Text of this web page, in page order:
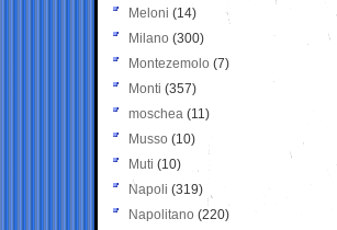
Meloni (14)
Milano (300)
Montezemolo (7)
Monti (357)
moschea (11)
Musso (10)
Muti (10)
Napoli (319)
Napolitano (220)